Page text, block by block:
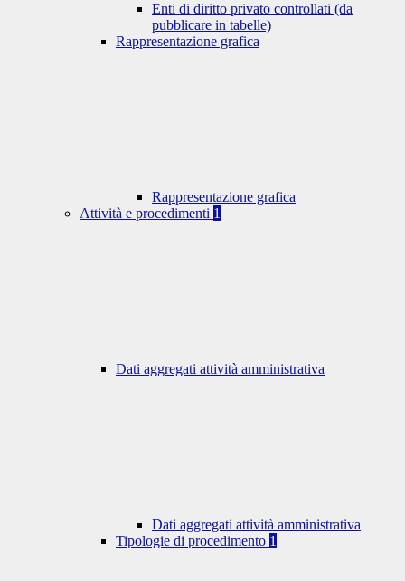
Enti di diritto privato controllati (da
pubblicare in tabelle)
Rappresentazione grafica
Rappresentazione grafica
Attività e procedimenti 1
Dati aggregati attività amministrativa
Dati aggregati attività amministrativa
Tipologie di procedimento 1